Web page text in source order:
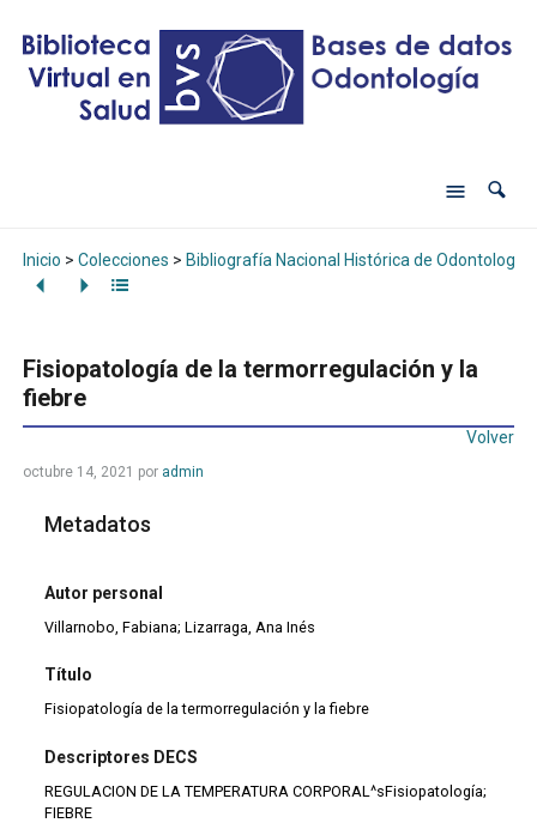
Inicio > Colecciones > Bibliografía Nacional Histórica de Odontología
Fisiopatología de la termorregulación y la
fiebre
Volver
octubre 14, 2021 por admin
Metadatos
Autor personal
Villarnobo, Fabiana; Lizarraga, Ana Inés
Título
Fisiopatología de la termorregulación y la fiebre
Descriptores DECS
REGULACION DE LA TEMPERATURA CORPORAL^sFisiopatología;
FIEBRE